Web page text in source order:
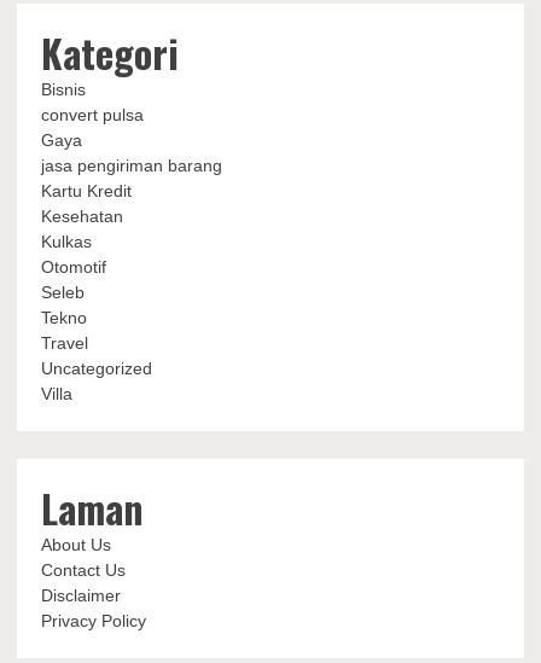
Kategori
Bisnis
convert pulsa
Gaya
jasa pengiriman barang
Kartu Kredit
Kesehatan
Kulkas
Otomotif
Seleb
Tekno
Travel
Uncategorized
Villa
Laman
About Us
Contact Us
Disclaimer
Privacy Policy